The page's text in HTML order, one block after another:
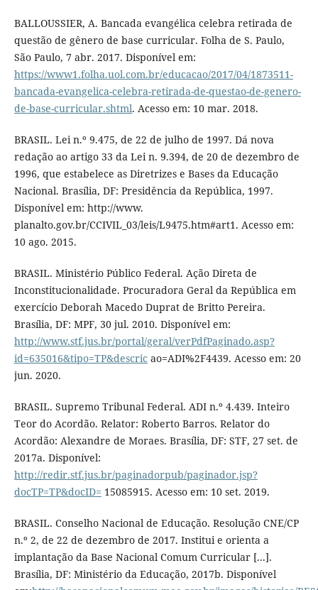
BALLOUSSIER, A. Bancada evangélica celebra retirada de
questão de gênero de base curricular. Folha de S. Paulo,
São Paulo, 7 abr. 2017. Disponível em:
https://www1.folha.uol.com.br/educacao/2017/04/1873511-
bancada-evangelica-celebra-retirada-de-questao-de-genero-
de-base-curricular.shtml. Acesso em: 10 mar. 2018.
BRASIL. Lei n.º 9.475, de 22 de julho de 1997. Dá nova
redação ao artigo 33 da Lei n. 9.394, de 20 de dezembro de
1996, que estabelece as Diretrizes e Bases da Educação
Nacional. Brasília, DF: Presidência da República, 1997.
Disponível em: http://www.
planalto.gov.br/CCIVIL_03/leis/L9475.htm#art1. Acesso em:
10 ago. 2015.
BRASIL. Ministério Público Federal. Ação Direta de
Inconstitucionalidade. Procuradora Geral da República em
exercício Deborah Macedo Duprat de Britto Pereira.
Brasília, DF: MPF, 30 jul. 2010. Disponível em:
http://www.stf.jus.br/portal/geral/verPdfPaginado.asp?
id=635016&tipo=TP&descricao=ADI%2F4439. Acesso em: 20
jun. 2020.
BRASIL. Supremo Tribunal Federal. ADI n.º 4.439. Inteiro
Teor do Acordão. Relator: Roberto Barros. Relator do
Acordão: Alexandre de Moraes. Brasília, DF: STF, 27 set. de
2017a. Disponível:
http://redir.stf.jus.br/paginadorpub/paginador.jsp?
docTP=TP&docID= 15085915. Acesso em: 10 set. 2019.
BRASIL. Conselho Nacional de Educação. Resolução CNE/CP
n.º 2, de 22 de dezembro de 2017. Institui e orienta a
implantação da Base Nacional Comum Curricular [...].
Brasília, DF: Ministério da Educação, 2017b. Disponível